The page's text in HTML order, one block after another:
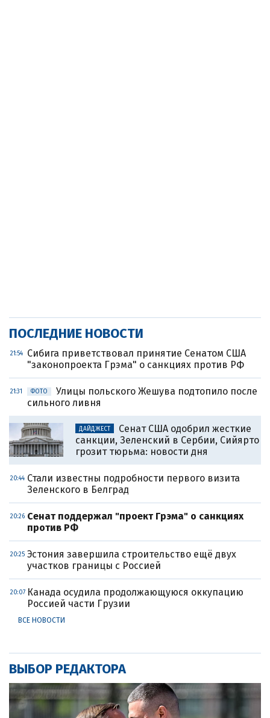
ПОСЛЕДНИЕ НОВОСТИ
21:54
Сибига приветствовал принятие Сенатом США
"законопроекта Грэма" о санкциях против РФ
21:31 ФОТО
Улицы польского Жешува подтопило после
сильного ливня
ДАЙДЖЕСТ
Сенат США одобрил жесткие
санкции, Зеленский в Сербии, Сийярто
грозит тюрьма: новости дня
20:44 Стали известны подробности первого визита
Зеленского в Белград
20:26 Сенат поддержал "проект Грэма" о санкциях
против РФ
20:25 Эстония завершила строительство ещё двух
участков границы с Россией
20:07 Канада осудила продолжающуюся оккупацию
Россией части Грузии
ВСЕ НОВОСТИ
ВЫБОР РЕДАКТОРА